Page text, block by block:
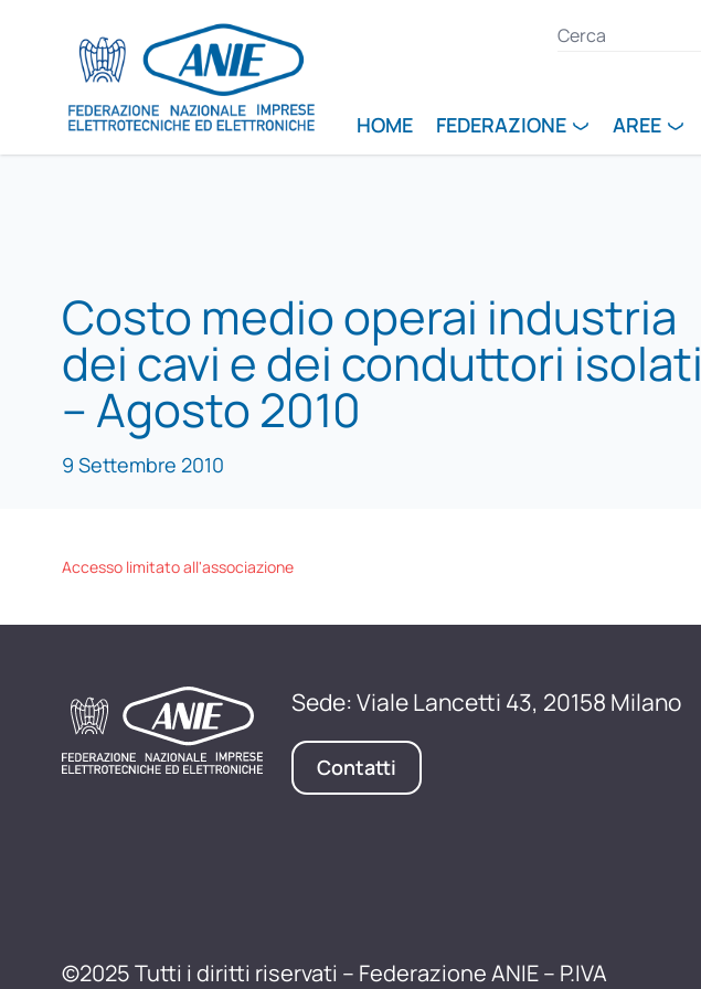
HOME FEDERAZIONE AREE
Costo medio operai industria
dei cavi e dei conduttori isolati
– Agosto 2010
9 Settembre 2010
Accesso limitato all'associazione
Sede: Viale Lancetti 43, 20158 Milano
Contatti
©2025 Tutti i diritti riservati – Federazione ANIE – P.IVA